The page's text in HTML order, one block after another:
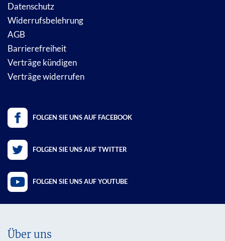
Datenschutz
Widerrufsbelehrung
AGB
Barrierefreiheit
Verträge kündigen
Verträge widerrufen
FOLGEN SIE UNS AUF FACEBOOK
FOLGEN SIE UNS AUF TWITTER
FOLGEN SIE UNS AUF YOUTUBE
Über uns